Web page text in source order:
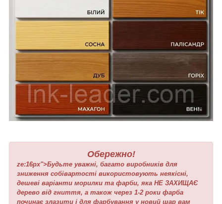
Обережно!
ze:16px">Будьте уважні, багато виробників для
зниження собівартості використовують неякісні,
дешеві варіанти морилки та фарби, яка НЕ ЗАХИЩАЄ
дерево від гниття, а також через 1-2 роки фарба
починає злазити і для фарбування у новий шар вам